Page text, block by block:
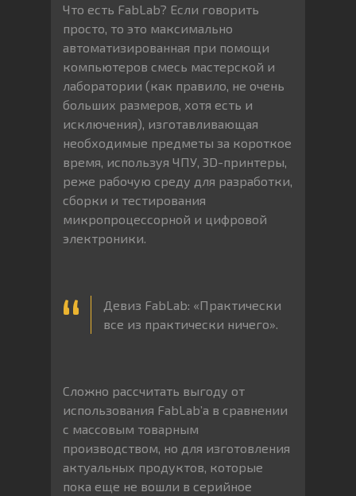
Что есть FabLab? Если говорить
просто, то это максимально
автоматизированная при помощи
компьютеров смесь мастерской и
лаборатории (как правило, не очень
больших размеров, хотя есть и
исключения), изготавливающая
необходимые предметы за короткое
время, используя ЧПУ, 3D-принтеры,
реже рабочую среду для разработки,
сборки и тестирования
микропроцессорной и цифровой
электроники.
Девиз FabLab: «Практически
все из практически ничего».
Сложно рассчитать выгоду от
использования FabLab’а в сравнении
с массовым товарным
производством, но для изготовления
актуальных продуктов, которые
пока еще не вошли в серийное